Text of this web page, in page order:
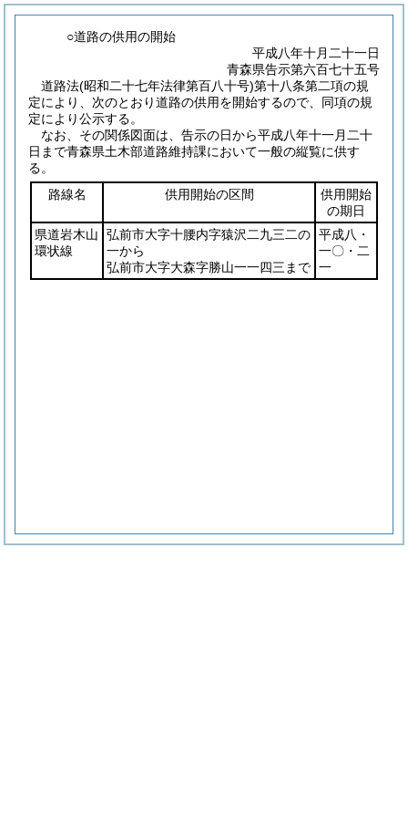
○道路の供用の開始
平成八年十月二十一日
青森県告示第六百七十五号
道路法(昭和二十七年法律第百八十号)第十八条第二項の規
定により、次のとおり道路の供用を開始するので、同項の規
定により公示する。
なお、その関係図面は、告示の日から平成八年十一月二十
日まで青森県土木部道路維持課において一般の縦覧に供す
る。
路線名
供用開始の区間
供用開始
の期日
県道岩木山
環状線
弘前市大字十腰内字猿沢二九三二の
一から
弘前市大字大森字勝山一一四三まで
平成八・
一〇・二
一